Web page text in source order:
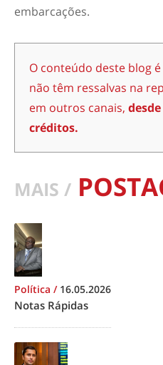
embarcações.
O conteúdo deste blog
não têm ressalvas na
em outros canais,
créditos.
MAIS /
Política / 16.05.2026
Notas Rápidas